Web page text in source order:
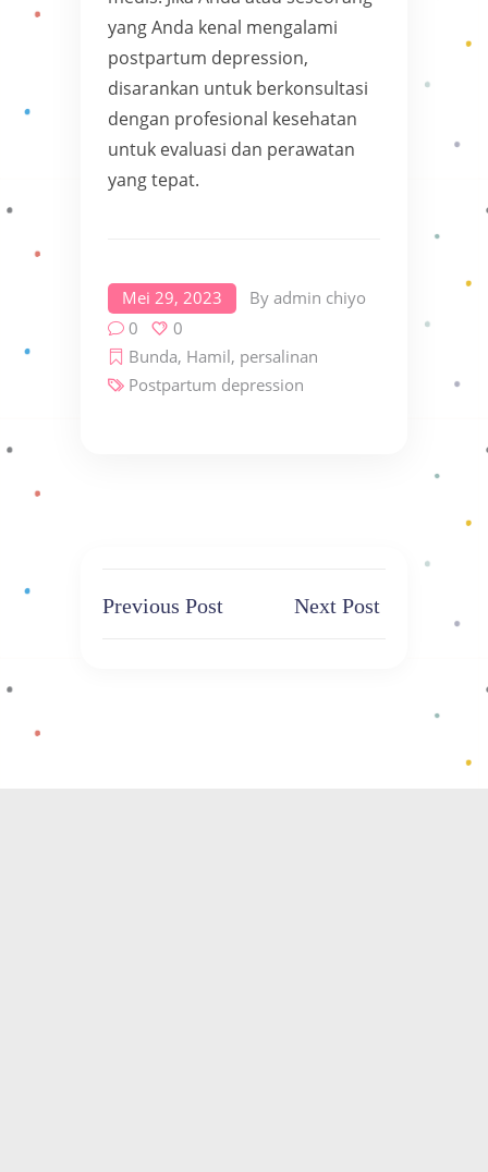
yang Anda kenal mengalami
postpartum depression,
disarankan untuk berkonsultasi
dengan profesional kesehatan
untuk evaluasi dan perawatan
yang tepat.
Mei 29, 2023 By admin chiyo
0
0
Bunda, Hamil, persalinan
Postpartum depression
Previous Post Next Post